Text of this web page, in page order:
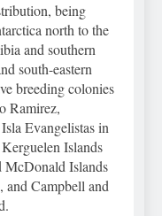
being
north to the
and southern
south-eastern
breeding colonies
Ramirez,
Evangelistas in
Islands
McDonald Islands
and Campbell and